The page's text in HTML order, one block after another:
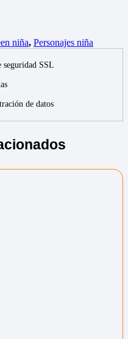
niña, Personajes niña
seguridad SSL
de datos